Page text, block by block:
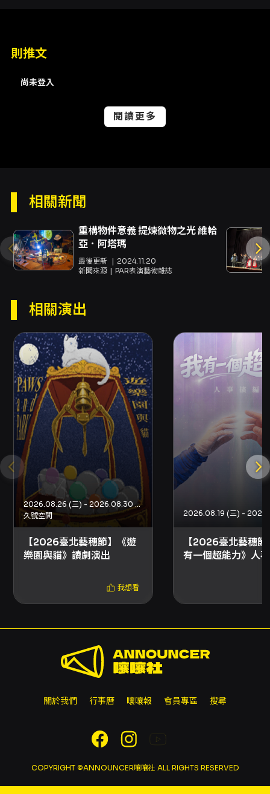
情感中檢視。演出採兩段長獨白的形式呈現，兩
位角色各自攤開內心的欲望、恐懼與矛盾，讓觀
貌；這種敘事結構把觀演的能動性放在首位，邀
思考：對一個人要理解到什麼程度才算真的理
解？愛是否必然以佔有作結？ 劇本由萬孟賢改編
微動和視線交換來建構角色的情感輪廓。舞台監
督邱望堯協調場域動線，空間與燈光設計羅悅
緻層次，這些設計元素在短小但凝練的四十分鐘
篇幅內，幫助觀眾在瞬息的情緒轉折中保持感受
的連貫性。 此作品的觀演價值包含多重層面：一
方面，它透過經典文本精神的當代轉譯，提供觀
方面，兩段獨白的結構強調語言的主觀性與敘事
的不完整性，觀眾被要求以主動的解讀參與故事
意力可以高度集中，且無冗餘的場面調度更凸顯
演員的情感表達與台詞細節的分量。 此外，製作
在觀演形式上也提供彈性：節目採無固定座位的
安排，觀眾可於場域中尋找最適合自己的觀賞位
置，這樣的座位形態進一步模糊了舞台與觀眾之
間的界線，強化親密感的實驗意圖。節目建議年
齡為15歲以上，適合對情感糾葛、心理描寫與現
代改編劇場有興趣的觀眾前往觀賞。整體而言，
《夏日煙雲2026》以精簡而密集的敘事與設計，
提出關於理解與被理解、欲望與距離的問題，適
合希望觀看以語言與微妙表演來探討情感結構的
觀眾群。
注意事項
入場與觀演注意事項： - 演出全長約 40 分鐘。
建議年齡：15 歲以上。演出前 10 分鐘開放入
場，請準時抵達。 - 本演出無固定座位，觀眾可
路購買：可使用信用卡、Apple Pay、Google
Pay、ATM 轉帳等線上付款方式。購票前請先加
ELEVEN ibon、全家 FamiPort、萊爾富 Life-
ET（僅提供電腦自動選位）。每筆訂單最多可訂
購 8 張票券；超商取票每張票券需支付 10 元手
子票：部分場館或主辦單位提供電子票，實際取
與套票： - 套票優惠：「煙與雲套票」1450
券優惠價為 1450 元。此套票銷售期間為
則推文
尚未登入
閱讀更多
相關新聞
重構物件意義 提煉微物之光 維帢
亞．阿塔瑪
最後更新
2024.11.20
新聞來源
PAR表演藝術雜誌
相關演出
2026.08.26 (三) - 2026.08.30 (日)
久號空間
【2026臺北藝穗節】《遊
樂園與貓》讀劇演出
我想看
【2026臺北藝穗節
有一個超能力》人
關於我們 行事曆 嚷嚷報 會員專區 搜尋
COPYRIGHT ©ANNOUNCER嚷嚷社 ALL RIGHTS RESERVED